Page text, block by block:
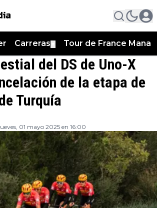
Carreras Tour de France
del DS de Uno-X
de la etapa de
Turquía
01 mayo 2025 en 16:00